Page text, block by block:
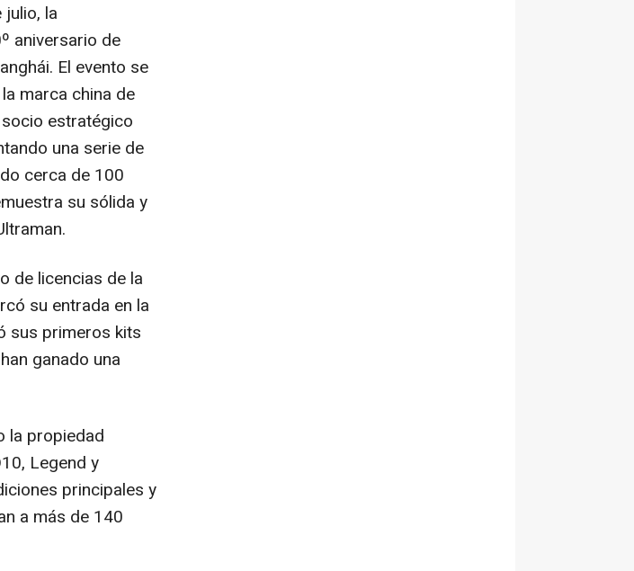
la
aniversario de
El evento se
marca china de
estratégico
una serie de
cerca de 100
su sólida y
de licencias de la
su entrada en la
sus primeros kits
ganado una
la propiedad
Legend y
principales y
a más de 140